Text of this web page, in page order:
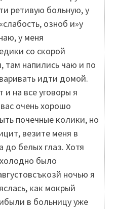
ретивую больную, у
озноб и»у
у меня
со скорой
там напились чаю и по
идти домой.
на все уговоры я
очень хорошо
почечные колики, но
везите меня в
до белых глаз. Хотя
было
ночью я
как мокрый
в больницу уже